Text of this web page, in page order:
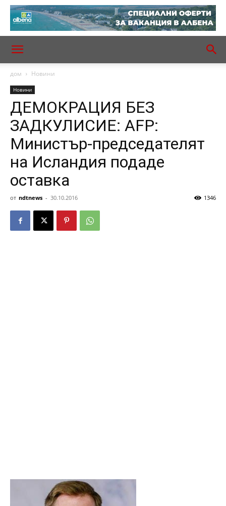
дом Новини
Новини
ДЕМОКРАЦИЯ БЕЗ
ЗАДКУЛИСИЕ: AFP:
Министър-председателят
на Исландия подаде
оставка
от ndtnews - 30.10.2016 1346